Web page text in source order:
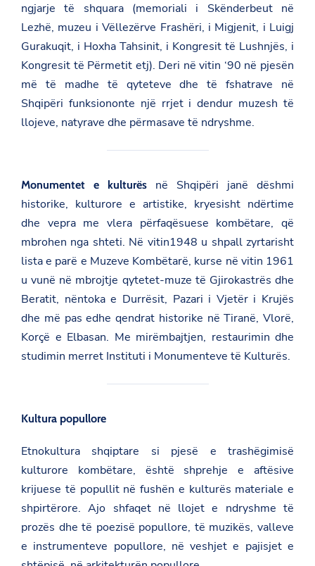
ngjarje të shquara (memoriali i Skënderbeut në
Lezhë, muzeu i Vëllezërve Frashëri, i Migjenit, i Luigj
Gurakuqit, i Hoxha Tahsinit, i Kongresit të Lushnjës, i
Kongresit të Përmetit etj). Deri në vitin ‘90 në pjesën
më të madhe të qyteteve dhe të fshatrave në
Shqipëri funksiononte një rrjet i dendur muzesh të
llojeve, natyrave dhe përmasave të ndryshme.
Monumentet e kulturës në Shqipëri janë dëshmi
historike, kulturore e artistike, kryesisht ndërtime
dhe vepra me vlera përfaqësuese kombëtare, që
mbrohen nga shteti. Në vitin1948 u shpall zyrtarisht
lista e parë e Muzeve Kombëtarë, kurse në vitin 1961
u vunë në mbrojtje qytetet-muze të Gjirokastrës dhe
Beratit, nëntoka e Durrësit, Pazari i Vjetër i Krujës
dhe më pas edhe qendrat historike në Tiranë, Vlorë,
Korçë e Elbasan. Me mirëmbajtjen, restaurimin dhe
studimin merret Instituti i Monumenteve të Kulturës.
Kultura popullore
Etnokultura shqiptare si pjesë e trashëgimisë
kulturore kombëtare, është shprehje e aftësive
krijuese të popullit në fushën e kulturës materiale e
shpirtërore. Ajo shfaqet në llojet e ndryshme të
prozës dhe të poezisë popullore, të muzikës, valleve
e instrumenteve popullore, në veshjet e pajisjet e